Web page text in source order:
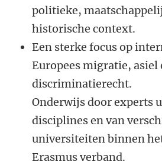
politieke,
historische context.
Een sterke focus op
Europees migratie, asiel
discriminatierecht.
Onderwijs door experts
disciplines en van
universiteiten binnen
Erasmus verband.